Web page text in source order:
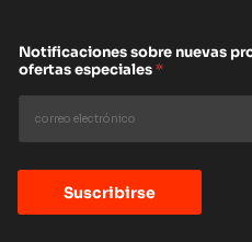
Notificaciones sobre nuevas
ofertas especiales*
Suscribirse